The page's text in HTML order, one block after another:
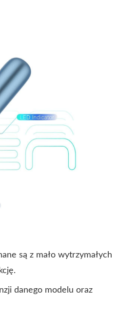
są z mało wytrzymałych
danego modelu oraz